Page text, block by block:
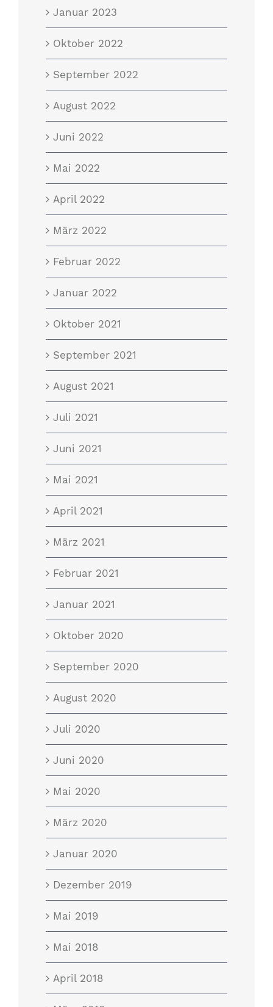
Januar 2023
Oktober 2022
September 2022
August 2022
Juni 2022
Mai 2022
April 2022
März 2022
Februar 2022
Januar 2022
Oktober 2021
September 2021
August 2021
Juli 2021
Juni 2021
Mai 2021
April 2021
März 2021
Februar 2021
Januar 2021
Oktober 2020
September 2020
August 2020
Juli 2020
Juni 2020
Mai 2020
März 2020
Januar 2020
Dezember 2019
Mai 2019
Mai 2018
April 2018